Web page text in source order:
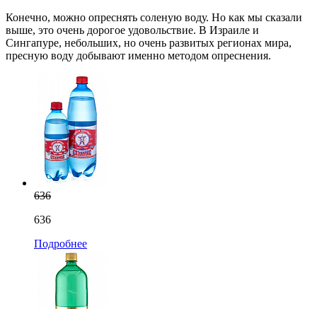
Конечно, можно опреснять соленую воду. Но как мы сказали
выше, это очень дорогое удовольствие. В Израиле и
Сингапуре, небольших, но очень развитых регионах мира,
пресную воду добывают именно методом опреснения.
636
636
Подробнее